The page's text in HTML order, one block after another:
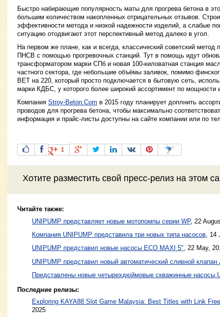
Быстро набирающие популярность маты для прогрева бетона в
большим количеством накопленных отрицательных отзывов.
эффективности метода и низкой надежности изделий, а слабые
ситуацию отодвигают этот перспективный метод далеко в угол.
На первом же плане, как и всегда, классический советский метод
ПНСВ с помощью прогревочных станций. Тут в помощь идут
трансформатором марки СПб и новая 100-киловатная станция
частного сектора, где небольшие объёмы заливок, помимо
BET на 220, который просто подключается в бытовую сеть,
марки КДБС, у которого более широкий ассортимент по мощности
Компания Stroy-Beton.Com в 2015 году планирует доплнить
проводов для прогрева бетона, чтобы максимально
информация и прайс-листы доступны на сайте компании или по
1
Хотите разместить свой пресс-релиз на этом
Читайте также:
UNIPUMP представляет новые мотопомпы серии WP, 22
Компания UNIPUMP представила три новых типа насосов, 14
UNIPUMP представил новые насосы ЕСО MAXI 5", 22 May,
UNIPUMP представил новый автоматический сливной
Представлены новые четырехдюймовые скважинные насосы
Последние релизы:
Exploring KAYA88 Slot Game Malaysia: Best Titles with Link
2025